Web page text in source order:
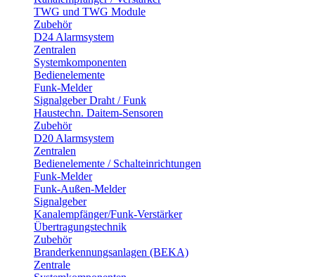
TWG und TWG Module
Zubehör
D24 Alarmsystem
Zentralen
Systemkomponenten
Bedienelemente
Funk-Melder
Signalgeber Draht / Funk
Haustechn. Daitem-Sensoren
Zubehör
D20 Alarmsystem
Zentralen
Bedienelemente / Schalteinrichtungen
Funk-Melder
Funk-Außen-Melder
Signalgeber
Kanalempfänger/Funk-Verstärker
Übertragungstechnik
Zubehör
Branderkennungsanlagen (BEKA)
Zentrale